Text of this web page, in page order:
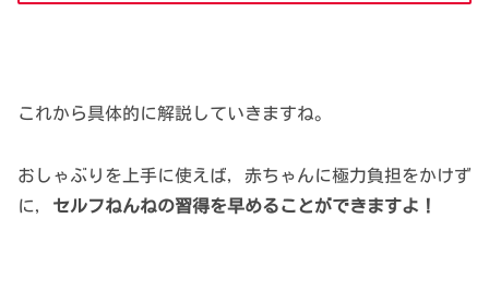
これから具体的に解説していきますね。
おしゃぶりを上手に使えば，赤ちゃんに極力負担をかけず
に， セルフねんねの習得を早めることができますよ！